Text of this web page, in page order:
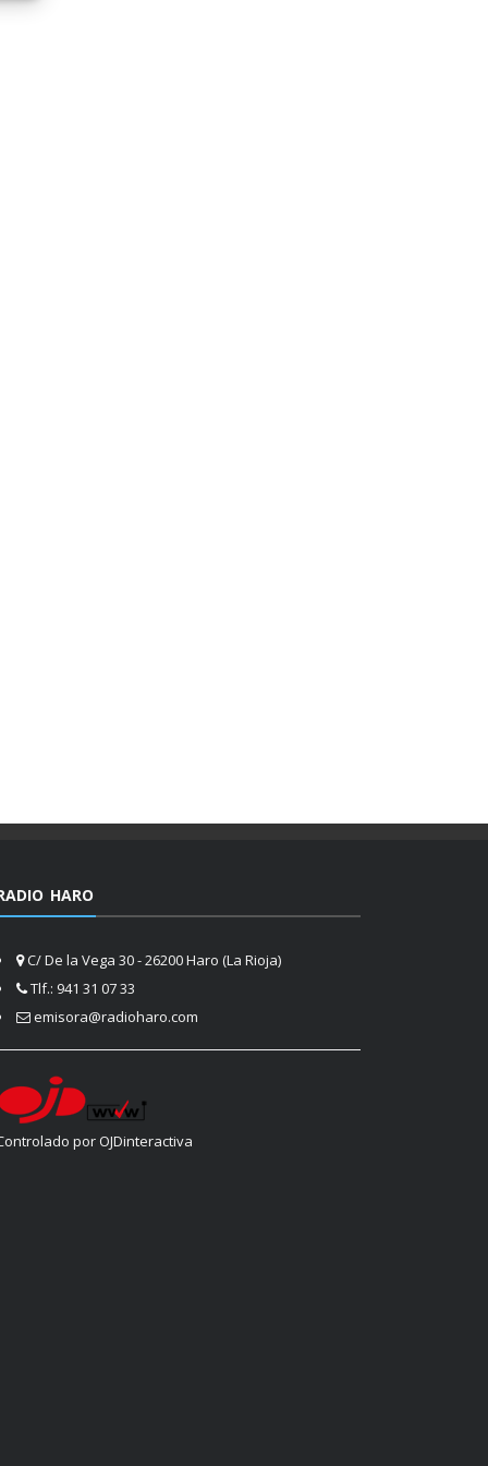
HARO
C/ De la Vega 30 - 26200 Haro (La Rioja)
Tlf.: 941 31 07 33
emisora@radioharo.com
por OJDinteractiva